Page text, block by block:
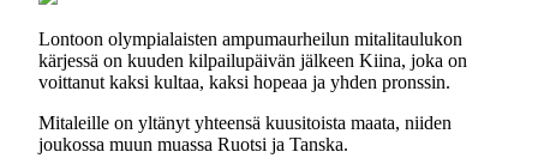
Lontoon olympialaisten ampumaurheilun mitalitaulukon
kärjessä on kuuden kilpailupäivän jälkeen Kiina, joka on
voittanut kaksi kultaa, kaksi hopeaa ja yhden pronssin.
Mitaleille on yltänyt yhteensä kuusitoista maata, niiden
joukossa muun muassa Ruotsi ja Tanska.